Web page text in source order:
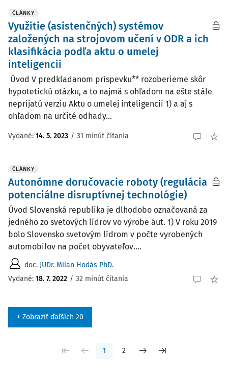
ČLÁNKY
Využitie (asistenčných) systémov
založených na strojovom učení v ODR a ich
klasifikácia podľa aktu o umelej
inteligencii
Úvod V predkladanom príspevku** rozoberieme skôr
hypotetickú otázku, a to najmä s ohľadom na ešte stále
neprijatú verziu Aktu o umelej inteligencii 1) a aj s
ohľadom na určité odhady...
Vydané: 14. 5. 2023 / 31 minút čítania
ČLÁNKY
Autonómne doručovacie roboty (regulácia
potenciálne disruptívnej technológie)
Úvod Slovenská republika je dlhodobo označovaná za
jedného zo svetových lídrov vo výrobe áut. 1) V roku 2019
bolo Slovensko svetovým lídrom v počte vyrobených
automobilov na počet obyvateľov....
doc. JUDr. Milan Hodás PhD.
Vydané: 18. 7. 2022 / 32 minút čítania
+ Zobraziť ďaľších 20
1 2